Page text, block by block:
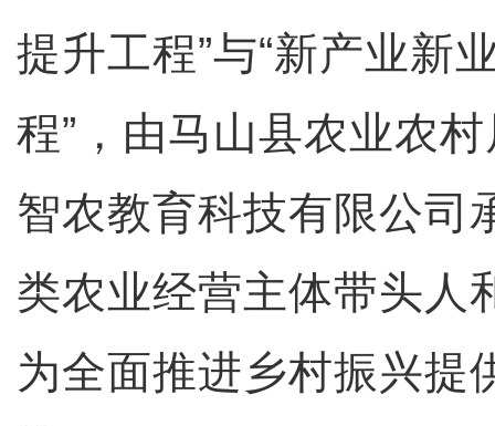
提升工程”与“新产业新
程”，由马山县农业农
智农教育科技有限公司
类农业经营主体带头人
为全面推进乡村振兴提